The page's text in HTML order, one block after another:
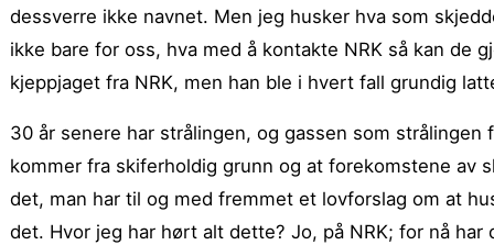
dessverre ikke navnet. Men jeg husker hva som
ikke bare for oss, hva med å kontakte NRK så kan de
kjeppjaget fra NRK, men han ble i hvert fall grundig
30 år senere har strålingen, og gassen som
kommer fra skiferholdig grunn og at forekomstene av
det, man har til og med fremmet et lovforslag om at
det. Hvor jeg har hørt alt dette? Jo, på NRK; for nå